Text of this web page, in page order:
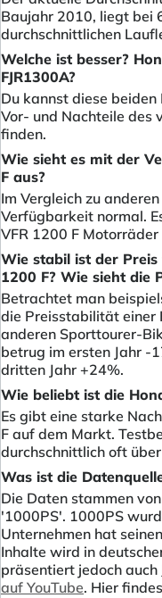
Baujahr 2010, liegt bei
durchschnittlichen
Welche ist besser?
FJR1300A?
Du kannst diese
Vor- und Nachteile des
finden.
Wie sieht es mit der
F aus?
Im Vergleich zu
Verfügbarkeit normal.
VFR 1200 F
Wie stabil ist der
1200 F? Wie sieht die
Betrachtet man
die Preisstabilität einer
anderen Sporttourer-
betrug im ersten Jahr -
dritten Jahr +24%.
Wie beliebt ist die
Es gibt eine starke
F auf dem Markt.
durchschnittlich oft
Was ist die
Die Daten stammen
'1000PS'. 1000PS
Unternehmen hat
Inhalte wird in
präsentiert jedoch auch
auf YouTube. Hier